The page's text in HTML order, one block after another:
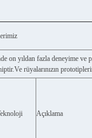
on yıldan fazla deneyime
rüyalarınızın
Açıklama